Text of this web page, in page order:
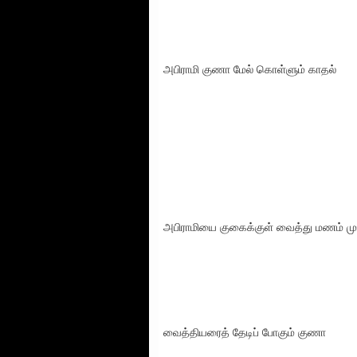
அபிராமி குணா மேல் கொள்ளும் காதல்
அபிராமியை குகைக்குள் வைத்து மணம்
வைத்தியரைத் தேடிப் போகும் குணா